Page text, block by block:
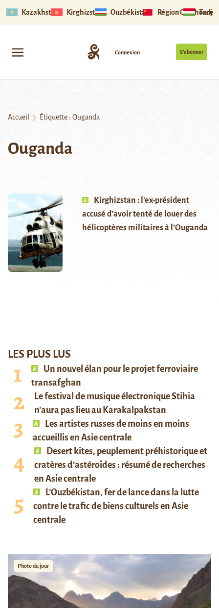
Kazakhstan Kirghizstan Ouzbékistan Région Ouïghoure
S’abonner
Connexion
Accueil Étiquette : Ouganda
Ouganda
Kirghizstan : l’ex-président
accusé d’avoir tenté de louer des
hélicoptères militaires à l’Ouganda
LES PLUS LUS
Un nouvel élan pour le projet ferroviaire
transafghan
Le festival de musique électronique Stihia
n’aura pas lieu au Karakalpakstan
Les artistes russes de moins en moins
accueillis en Asie centrale
Desert kites, peuplement préhistorique et
cratères d’astéroïdes : résumé de recherches
en Asie centrale
L’Ouzbékistan, fer de lance dans la lutte
contre le trafic de biens culturels en Asie
centrale
Photo du jour